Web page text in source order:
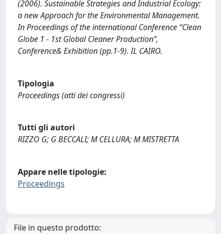
(2006). Sustainable Strategies and Industrial Ecology:
a new Approach for the Environmental Management.
In Proceedings of the international Conference “Clean
Globe 1 - 1st Global Cleaner Production”,
Conference& Exhibition (pp.1-9). IL CAIRO.
Tipologia
Proceedings (atti dei congressi)
Tutti gli autori
RIZZO G; G BECCALI; M CELLURA; M MISTRETTA
Appare nelle tipologie:
Proceedings
File in questo prodotto: